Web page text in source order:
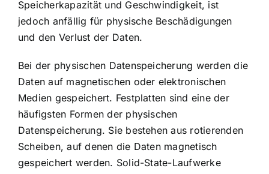
Speicherkapazität und Geschwindigkeit, ist
jedoch anfällig für physische Beschädigungen
und den Verlust der Daten.
Bei der physischen Datenspeicherung werden die
Daten auf magnetischen oder elektronischen
Medien gespeichert. Festplatten sind eine der
häufigsten Formen der physischen
Datenspeicherung. Sie bestehen aus rotierenden
Scheiben, auf denen die Daten magnetisch
gespeichert werden. Solid-State-Laufwerke